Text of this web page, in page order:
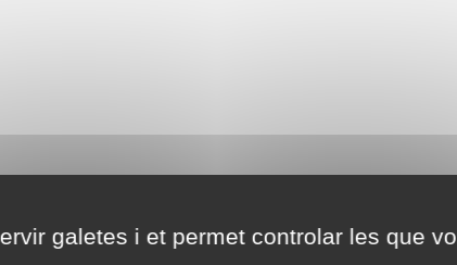
galetes i et permet controlar les que